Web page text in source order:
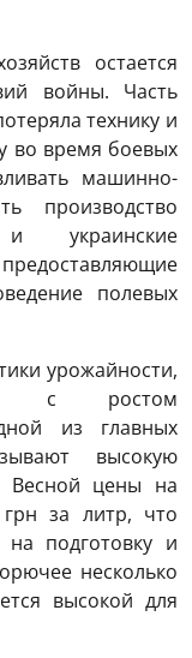
остается
войны. Часть
технику и
во время боевых
машинно-
производство
украинские
полевых
урожайности,
с ростом
из главных
высокую
Весной цены на
за литр, что
на подготовку и
несколько
высокой для